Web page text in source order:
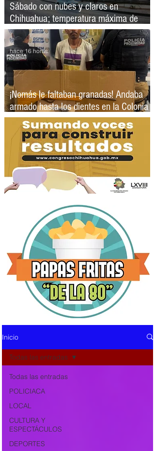
Sábado con nubes y claros en
Chihuahua; temperatura máxima de
34°C
¡Nomás le faltaban granadas! Andaba
armado hasta los dientes en la Colonia
Punta Oriente; Municipales lo detienen
hace 16 horas
Inicio
Todas las entradas
POLICIACA
LOCAL
CULTURA Y
ESPECTÁCULOS
DEPORTES
Todas las entradas